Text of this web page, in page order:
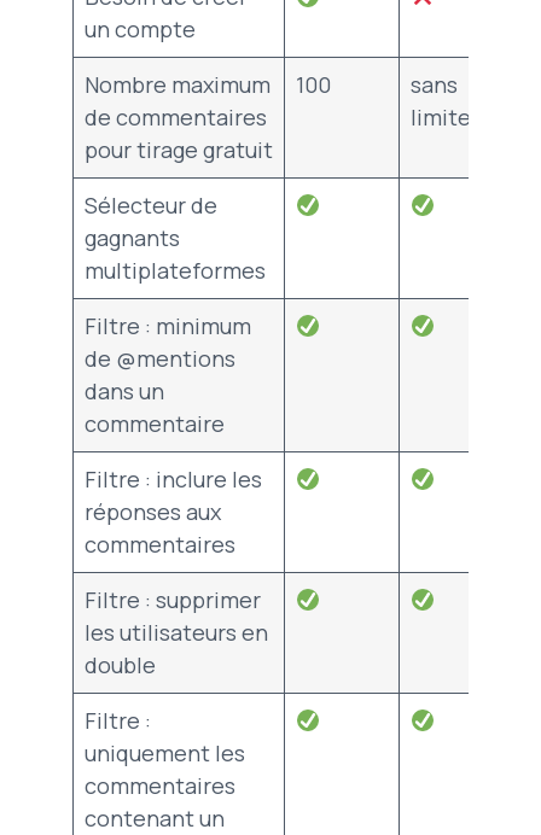
un compte
Nombre maximum
de commentaires
pour tirage gratuit
100
sans
limites
Sélecteur de
gagnants
multiplateformes
Filtre : minimum
de @mentions
dans un
commentaire
Filtre : inclure les
réponses aux
commentaires
Filtre : supprimer
les utilisateurs en
double
Filtre :
uniquement les
commentaires
contenant un